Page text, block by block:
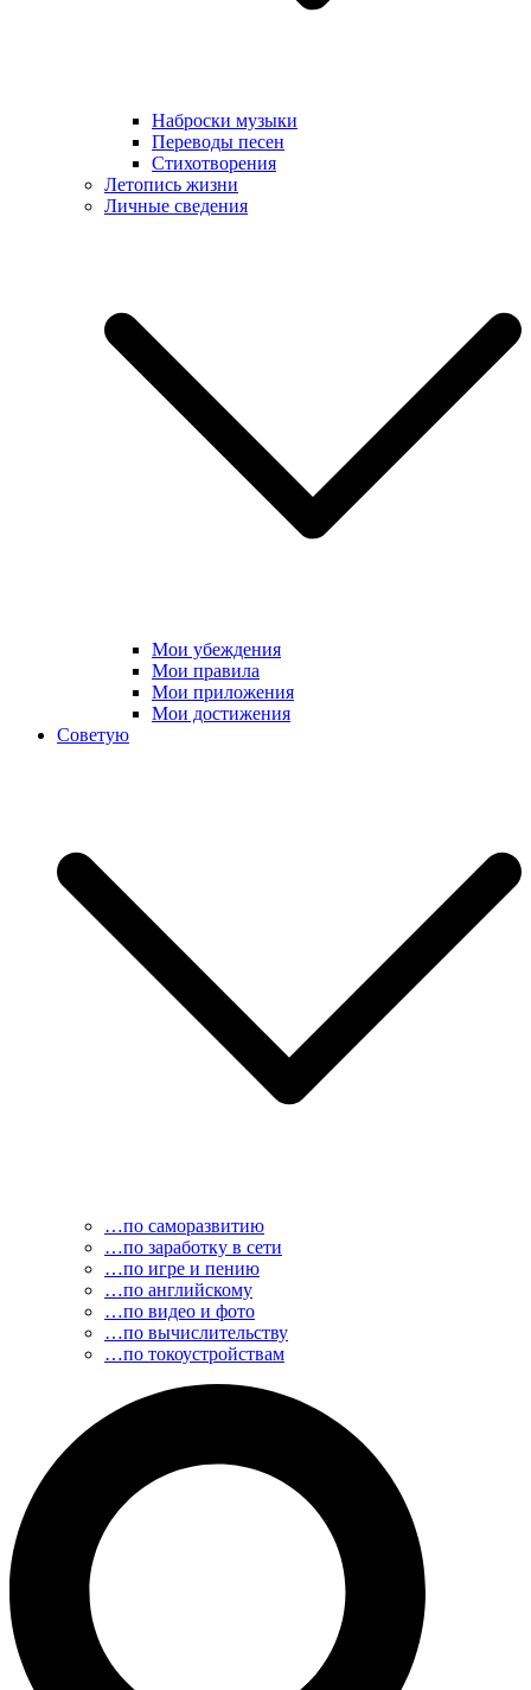
Наброски музыки
Переводы песен
Стихотворения
Летопись жизни
Личные сведения
Мои убеждения
Мои правила
Мои приложения
Мои достижения
Советую
…по саморазвитию
…по заработку в сети
…по игре и пению
…по английскому
…по видео и фото
…по вычислительству
…по токоустройствам